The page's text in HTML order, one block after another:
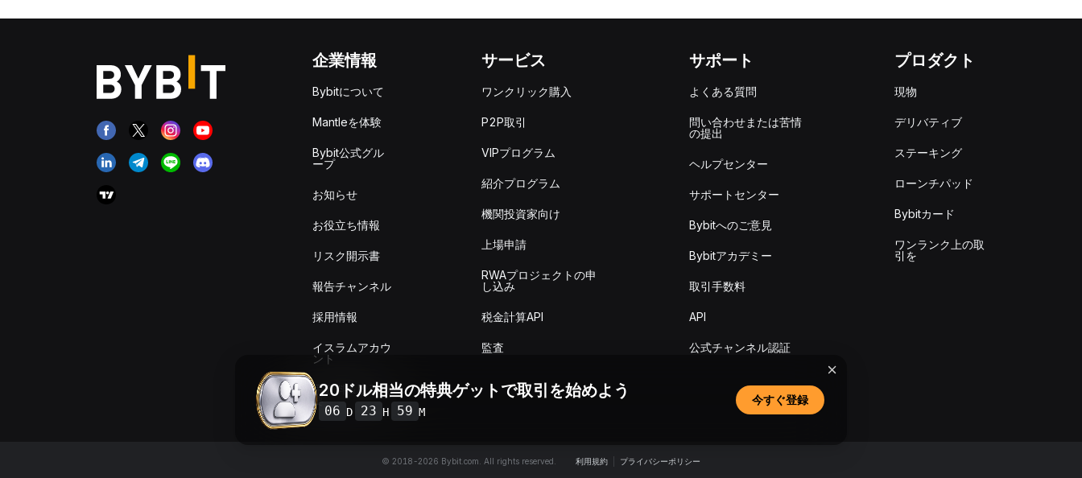
企業情報
Bybitについて
Mantleを体験
Bybit公式グル
ープ
お知らせ
お役立ち情報
リスク開示書
報告チャンネル
採用情報
イスラムアカウ
ント
手数料＆取引概
要
サービス
ワンクリック購入
P2P取引
VIPプログラム
紹介プログラム
機関投資家向け
上場申請
RWAプロジェクトの申
し込み
税金計算API
監査
サポート
よくある質問
問い合わせまたは苦情
の提出
ヘルプセンター
サポートセンター
Bybitへのご意見
Bybitアカデミー
取引手数料
API
公式チャンネル認証
プロダクト
現物
デリバティブ
ステーキング
ローンチパッド
Bybitカード
ワンランク上の取
引を
© 2018-2026 Bybit.com. All rights reserved. 利用規約 プライバシーポリシー
20ドル相当の特典ゲットで取引を始めよう
06 D 23 H 59 M
今すぐ登録